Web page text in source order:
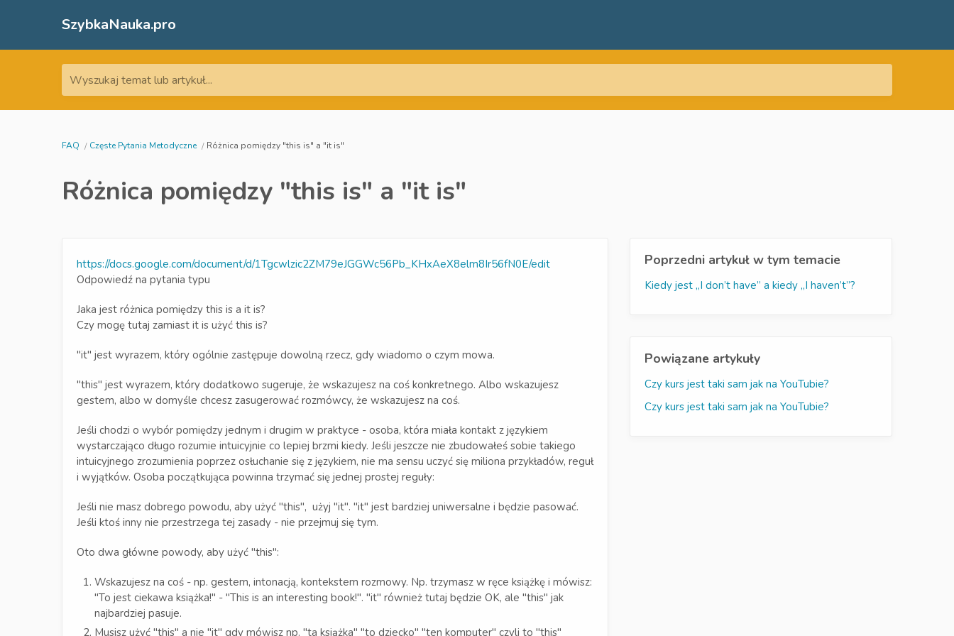
SzybkaNauka.pro
Wyszukaj temat lub artykuł...
FAQ Częste Pytania Metodyczne Różnica pomiędzy "this is" a "it is"
Różnica pomiędzy "this is" a "it is"
https://docs.google.com/document/d/1Tgcwlzic2ZM79eJGGWc56Pb_KHxAeX8elm8Ir56fN0E/edit
Odpowiedź na pytania typu
Jaka jest różnica pomiędzy this is a it is?
Czy mogę tutaj zamiast it is użyć this is?
"it" jest wyrazem, który ogólnie zastępuje dowolną rzecz, gdy wiadomo o czym mowa.
"this" jest wyrazem, który dodatkowo sugeruje, że wskazujesz na coś konkretnego. Albo wskazujesz
gestem, albo w domyśle chcesz zasugerować rozmówcy, że wskazujesz na coś.
Jeśli chodzi o wybór pomiędzy jednym i drugim w praktyce - osoba, która miała kontakt z językiem
wystarczająco długo rozumie intuicyjnie co lepiej brzmi kiedy. Jeśli jeszcze nie zbudowałeś sobie takiego
intuicyjnego zrozumienia poprzez osłuchanie się z językiem, nie ma sensu uczyć się miliona przykładów, reguł
i wyjątków. Osoba początkująca powinna trzymać się jednej prostej reguły:
Jeśli nie masz dobrego powodu, aby użyć "this", użyj "it". "it" jest bardziej uniwersalne i będzie pasować.
Jeśli ktoś inny nie przestrzega tej zasady - nie przejmuj się tym.
Oto dwa główne powody, aby użyć "this":
Wskazujesz na coś - np. gestem, intonacją, kontekstem rozmowy. Np. trzymasz w ręce książkę i mówisz:
"To jest ciekawa książka!" - "This is an interesting book!". "it" również tutaj będzie OK, ale "this" jak
najbardziej pasuje.
Musisz użyć "this" a nie "it" gdy mówisz np. "ta książka" "to dziecko" "ten komputer" czyli to "this"
Poprzedni artykuł w tym temacie
Kiedy jest „I don’t have” a kiedy „I haven’t”?
Powiązane artykuły
Czy kurs jest taki sam jak na YouTubie?
Czy kurs jest taki sam jak na YouTubie?